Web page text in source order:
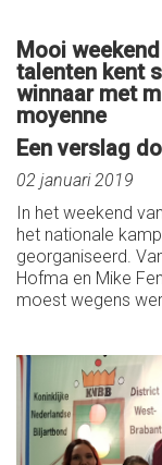
Mooi
talenten kent
winnaar met
moyenne
Een verslag
02 januari 2019
In het weekend
het nationale
georganiseerd.
Hofma en Mike
moest wegens